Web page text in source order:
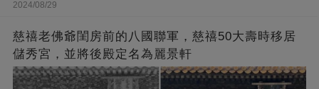
2024/08/29
慈禧老佛爺閨房前的八國聯軍，慈禧50大壽時移居
儲秀宮，並將後殿定名為麗景軒